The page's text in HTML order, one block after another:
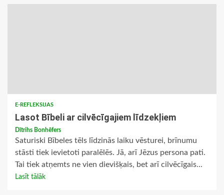
E-REFLEKSIJAS
Lasot Bībeli ar cilvēcīgajiem līdzekļiem
Dītrihs Bonhēfers
Saturiski Bībeles tēls līdzinās laiku vēsturei, brīnumu
stāsti tiek ievietoti paralēlēs. Jā, arī Jēzus persona pati.
Tai tiek atņemts ne vien dievišķais, bet arī cilvēcīgais...
Lasīt tālāk